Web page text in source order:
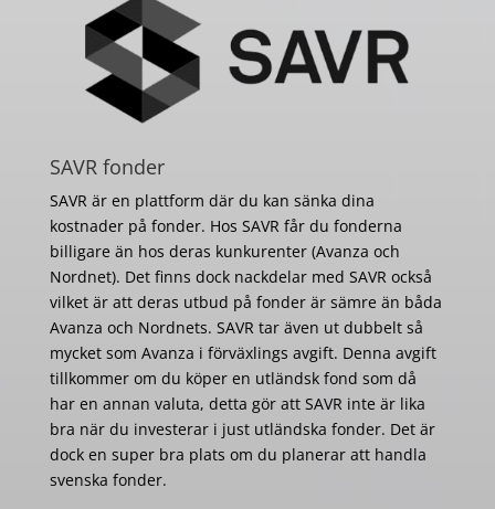
SAVR fonder
SAVR är en plattform där du kan sänka dina
kostnader på fonder. Hos SAVR får du fonderna
billigare än hos deras kunkurenter (Avanza och
Nordnet). Det finns dock nackdelar med SAVR också
vilket är att deras utbud på fonder är sämre än båda
Avanza och Nordnets. SAVR tar även ut dubbelt så
mycket som Avanza i förväxlings avgift. Denna avgift
tillkommer om du köper en utländsk fond som då
har en annan valuta, detta gör att SAVR inte är lika
bra när du investerar i just utländska fonder. Det är
dock en super bra plats om du planerar att handla
svenska fonder.